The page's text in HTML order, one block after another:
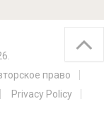
право
Privacy Policy